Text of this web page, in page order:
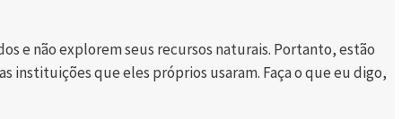
e não explorem seus recursos naturais. Portanto, estão
instituições que eles próprios usaram. Faça o que eu digo,